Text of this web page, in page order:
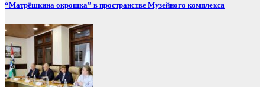
“Матрёшкина окрошка” в пространстве Музейного комплекса